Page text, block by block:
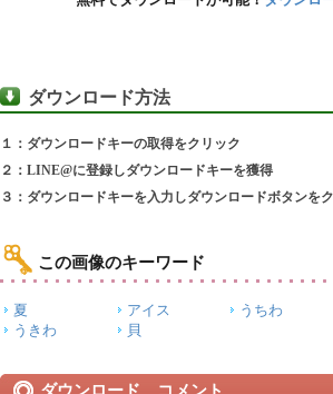
ダウンロード方法
１：ダウンロードキーの取得をクリック
２：LINE@に登録しダウンロードキーを獲得
３：ダウンロードキーを入力しダウンロードボタンを
この画像のキーワード
夏 アイス うちわ
うきわ
貝